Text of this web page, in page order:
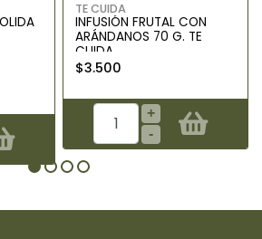
TE CUIDA
INFUSIÓN FRUTAL CON
ARÁNDANOS 70 G. TE
CUIDA
$3.500
+
-